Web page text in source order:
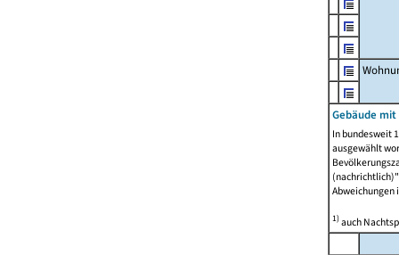
Gebäude
In bundesweit
ausgewählt
Abweichungen
1)auch